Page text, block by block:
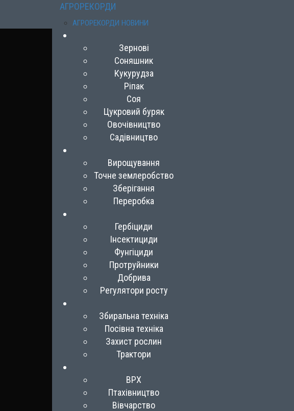
АГРОРЕКОРДИ
АГРОРЕКОРДИ НОВИНИ
Зернові
Соняшник
Кукурудза
Ріпак
Соя
Цукровий буряк
Овочівництво
Садівництво
Вирощування
Точне землеробство
Зберігання
Переробка
Гербіциди
Інсектициди
Фунгіциди
Протруйники
Добрива
Регулятори росту
Збиральна техніка
Посівна техніка
Захист рослин
Трактори
ВРХ
Птахівництво
Вівчарство